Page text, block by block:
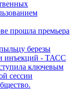
прошла премьера
березы
инъекций - ТАСС
ключевым
сессии